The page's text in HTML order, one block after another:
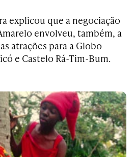
explicou que a negociação
envolveu, também, a
atrações para a Globo
e Castelo Rá-Tim-Bum.